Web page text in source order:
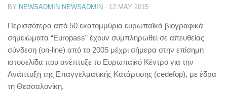
BY NEWSADMIN NEWSADMIN · 12 MAY 2015
Περισσότερα από 50 εκατομμύρια ευρωπαϊκά βιογραφικά
σημειώματα “Europass” έχουν συμπληρωθεί σε απευθείας
σύνδεση (on-line) από το 2005 μέχρι σήμερα στην επίσημη
ιστοσελίδα που ανέπτυξε το Ευρωπαϊκό Κέντρο για την
Ανάπτυξη της Επαγγελματικής Κατάρτισης (cedefop), με έδρα
τη Θεσσαλονίκη.